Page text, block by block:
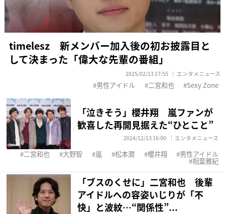
timelesz 新メンバー加入後の初お披露目と
して決まった「偉大な先輩の番組」
2025/02/13 17:55 エンタメニュース
男性アイドル 二宮和也 Sexy Zone
「泣きそう」櫻井翔 嵐ファンが
歓喜した再開見据えた“ひとこと”
2024/12/13 16:00 エンタメニュース
二宮和也 大野智 嵐 松本潤 櫻井翔 男性アイドル
相葉雅紀
「ブスのくせに」二宮和也 後輩
アイドルへの容姿いじりが「不
快」と波紋…“関係性”...